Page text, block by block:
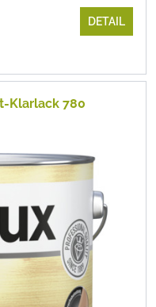
DETAIL
Klarlack 780